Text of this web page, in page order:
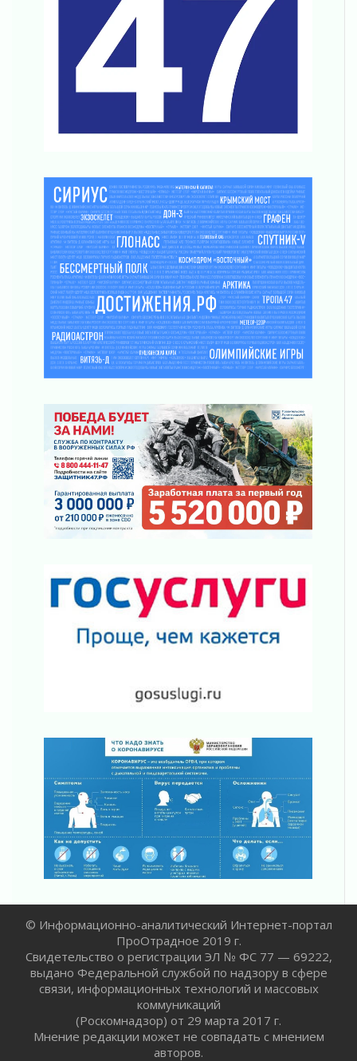
Клюква наливается, но в корзинку пока не
03 августа 2026
Строительные компании Ленобласти
подняли зарплаты почти на 40% за год
Шесть новых жизней в честь дня рождения
Уроки безопасности для детей и взрослых
03 августа 2026
Ленобласть отмечает День Воздушно-
десантных войск
02 августа 2026
«Активное лето»
02 августа 2026
Ленобласть отметила заслуги жителей перед
регионом и страной
02 августа 2026
Ладога — не пруд
02 августа 2026
ПСК через Гослуслуги напомнит жителям
Ленинградской области о неоплаченных
счетах
02 августа 2026
Пропавшего подростка нашли в Кировском
районе Ленобласти
02 августа 2026
Жителям Ленобласти напомнили, как
В Ивангороде назвали новых почетных
граждан Ленинградской области
02 августа 2026
Готовность №1
02 августа 2026
отправили на реставрацию
операторов БПЛА
02 августа 2026
В Ивангороде появилась «Избушка-
воробушка»
02 августа 2026
Юхла, мука, кантеле и Водяной
01 августа 2026
Лето катится с горки
летию Билибина
Лето без гаджетов
01 августа 2026
Болезнь девственниц и вампиров
01 августа 2026
Безмолвный крик о помощи
© Информационно-аналитический Интернет-портал
ПроОтрадное 2019 г.
Свидетельство о регистрации ЭЛ № ФС 77 — 69222,
выдано Федеральной службой по надзору в сфере
связи, информационных технологий и массовых
коммуникаций
(Роскомнадзор) от 29 марта 2017 г.
Мнение редакции может не совпадать с мнением
авторов.